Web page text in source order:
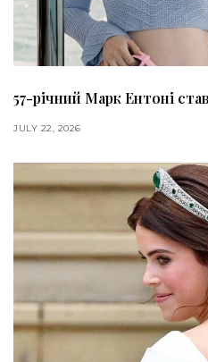
57-річний Марк Ентоні
JULY 22, 2026